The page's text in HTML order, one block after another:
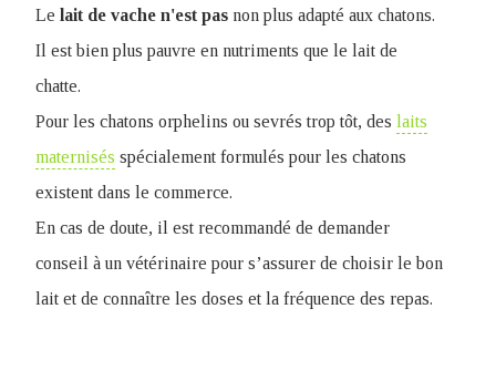
Le lait de vache n'est pas non plus adapté aux chatons.
Il est bien plus pauvre en nutriments que le lait de
chatte.
Pour les chatons orphelins ou sevrés trop tôt, des laits
maternisés spécialement formulés pour les chatons
existent dans le commerce.
En cas de doute, il est recommandé de demander
conseil à un vétérinaire pour s’assurer de choisir le bon
lait et de connaître les doses et la fréquence des repas.